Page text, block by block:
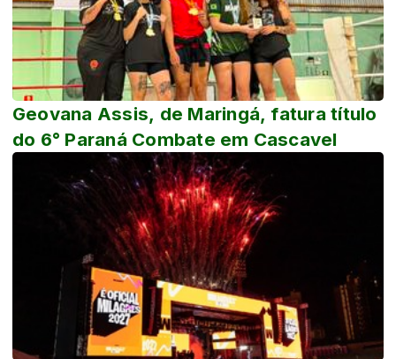
Geovana Assis, de Maringá, fatura título
do 6° Paraná Combate em Cascavel